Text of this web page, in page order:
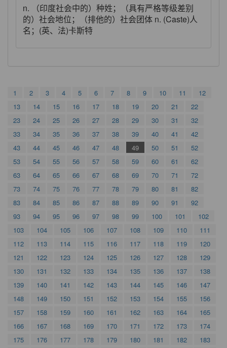
n. （印度社会中的）种姓；（具有严格等级差别
的）社会地位；（排他的）社会团体 n. (Caste)人
名；(英、法)卡斯特
1 2 3 4 5 6 7 8 9 10 11
12
13
14 15 16 17 18 19 20 21
22
23
24 25 26 27 28 29 30 31
32
33
34 35 36 37 38 39 40 41
42
43
44 45 46 47 48 49 50 51
52
53
54 55 56 57 58 59 60 61
62
63
64 65 66 67 68 69 70 71
72
73
74 75 76 77 78 79 80 81
82
83
84 85 86 87 88 89 90 91
92
93
94 95 96 97 98 99 100 101
102
103
104 105 106 107 108 109 110
111
112
113 114 115 116 117 118 119
120
121
122 123 124 125 126 127 128
129
130
131 132 133 134 135 136 137
138
139
140 141 142 143 144 145 146
147
148
149 150 151 152 153 154 155
156
157
158 159 160 161 162 163 164
165
166
167 168 169 170 171 172 173
174
175
176 177 178 179 180 181 182
183